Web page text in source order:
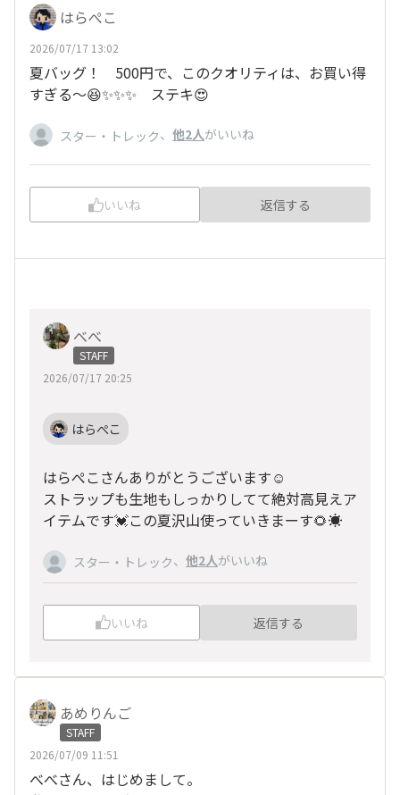
はらぺこ
2026/07/17 13:02
夏バッグ！ 500円で、このクオリティは、お買い得
すぎる〜😆✨✨✨ ステキ😍
スター・トレック、 他2人がいいね
いいね 返信する
べべ
STAFF
2026/07/17 20:25
はらぺこ
はらぺこさんありがとうございます☺️
ストラップも生地もしっかりしてて絶対高見えア
イテムです💓この夏沢山使っていきまーす🌻☀️
スター・トレック、 他2人がいいね
いいね 返信する
あめりんご
STAFF
2026/07/09 11:51
べべさん、はじめまして。